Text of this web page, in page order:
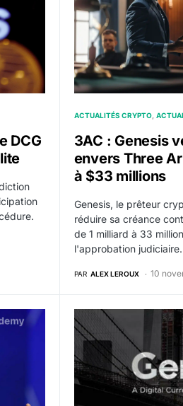
DCG
ACTUALITÉS CRYPTO
3AC : Genesis
envers Three
à $33 millions
Genesis, le prêteur
réduire sa créance
de 1 milliard à 33
l'approbation judiciaire.
PAR ALEX LEROUX 10
procureure générale de New
Genesis dispose de